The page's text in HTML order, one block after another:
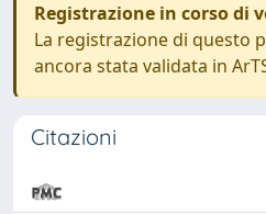
Registrazione in corso di
La registrazione di questo
ancora stata validata in
Citazioni